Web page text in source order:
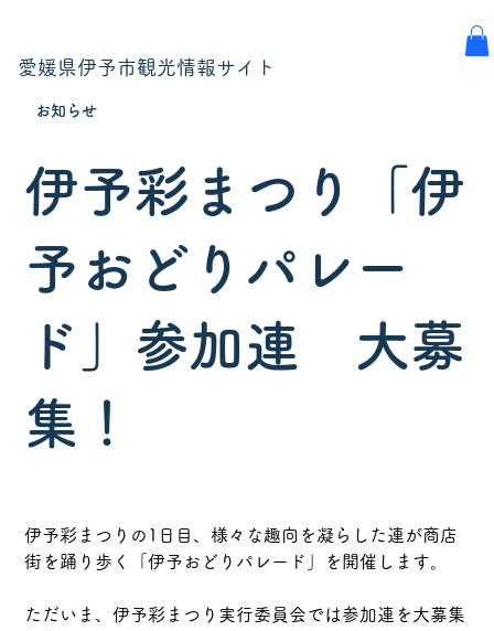
愛媛県伊予市観光情報サイト
伊予彩まつり「伊
予おどりパレー
ド」参加連 大募
集！
お知らせ
伊予彩まつりの1日目、様々な趣向を凝らした連が商店
街を踊り歩く「伊予おどりパレード」を開催します。
ただいま、伊予彩まつり実行委員会では参加連を大募集